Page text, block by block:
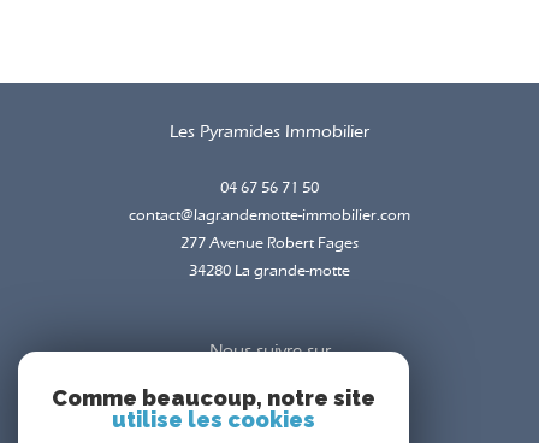
Les Pyramides Immobilier
04 67 56 71 50
contact@lagrandemotte-immobilier.com
277 Avenue Robert Fages
34280 la grande-motte
Nous suivre sur
Comme beaucoup, notre site
utilise les cookies